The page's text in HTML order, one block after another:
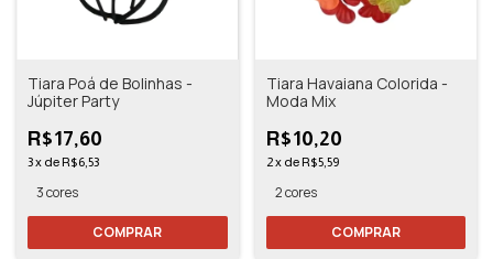
Tiara Poá de Bolinhas -
Júpiter Party
R$17,60
3x de R$6,53
3 cores
COMPRAR
Tiara Havaiana Colorida -
Moda Mix
R$10,20
2x de R$5,59
2 cores
COMPRAR